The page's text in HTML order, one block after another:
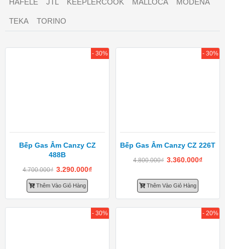
HAFELE JTL KEEPLERCOOK MALLOCA MODENA
TEKA TORINO
Bếp Gas Âm Canzy CZ
488B
4.700.000₫ 3.290.000₫
Thêm Vào Giỏ Hàng
- 30%
Bếp Gas Âm Canzy CZ 226T
4.800.000₫ 3.360.000₫
Thêm Vào Giỏ Hàng
- 30%
- 30% - 20%